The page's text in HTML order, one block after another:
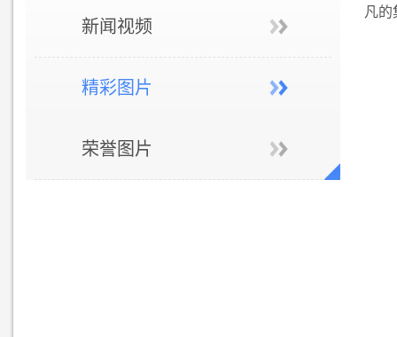
新闻视频
精彩图片
荣誉图片
凡的